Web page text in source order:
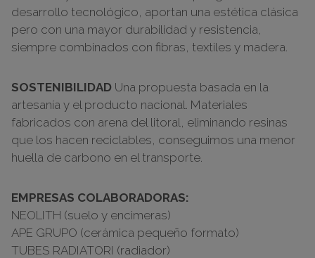
desarrollo tecnológico, aportan una estética clásica
pero con una mayor durabilidad y resistencia,
siempre combinados con fibras, textiles y madera.
SOSTENIBILIDAD Una propuesta basada en la
artesanía y el producto nacional. Materiales
fabricados con arena del litoral, eliminando resinas
que los hacen reciclables, conseguimos una menor
huella de carbono en el transporte.
EMPRESAS COLABORADORAS:
NEOLITH (suelo y encimeras)
APE GRUPO (cerámica pequeño formato)
TUBES RADIATORI (radiador)